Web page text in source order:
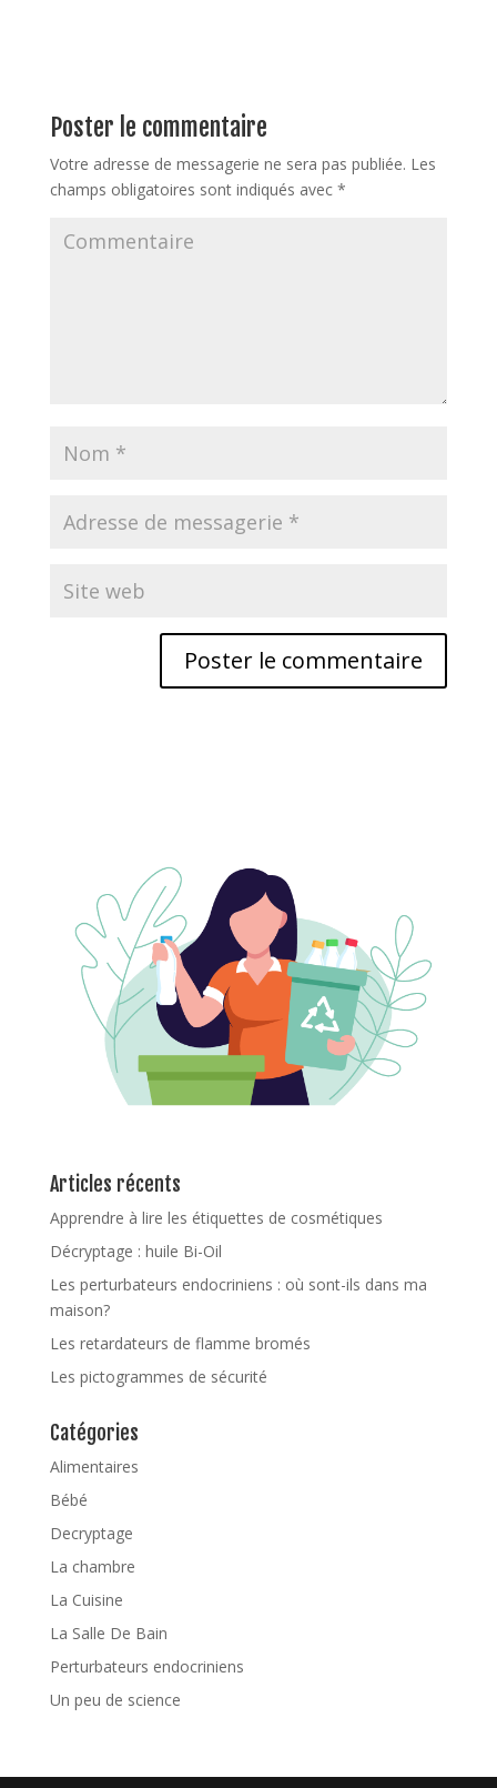
Poster le commentaire
Votre adresse de messagerie ne sera pas publiée. Les
champs obligatoires sont indiqués avec *
Articles récents
Apprendre à lire les étiquettes de cosmétiques
Décryptage : huile Bi-Oil
Les perturbateurs endocriniens : où sont-ils dans ma
maison?
Les retardateurs de flamme bromés
Les pictogrammes de sécurité
Catégories
Alimentaires
Bébé
Decryptage
La chambre
La Cuisine
La Salle De Bain
Perturbateurs endocriniens
Un peu de science